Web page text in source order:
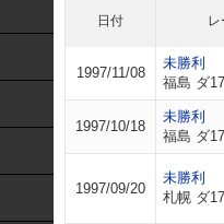
日付 レ
1997/11/08
未勝利
福島 ダ
1997/10/18
未勝利
福島 ダ
1997/09/20
未勝利
札幌 ダ